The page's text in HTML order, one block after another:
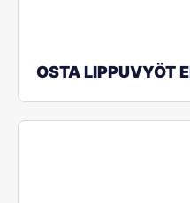
OSTA LIPPUVYÖT